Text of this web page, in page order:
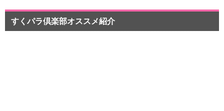
すくパラ倶楽部オススメ紹介